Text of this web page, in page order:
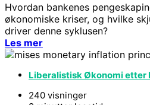
Hvordan bankenes
økonomiske kriser, og hvilke
driver denne syklusen?
Les mer
Liberalistisk Økonomi etter
240 visninger